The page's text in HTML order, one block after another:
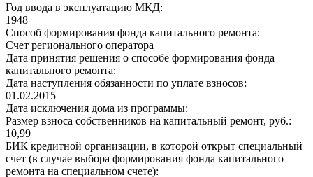
Год ввода в эксплуатацию МКД:
1948
Способ формирования фонда капитального ремонта:
Счет регионального оператора
Дата принятия решения о способе формирования фонда
капитального ремонта:
Дата наступления обязанности по уплате взносов:
01.02.2015
Дата исключения дома из программы:
Размер взноса собственников на капитальный ремонт, руб.:
10,99
БИК кредитной организации, в которой открыт специальный
счет (в случае выбора формирования фонда капитального
ремонта на специальном счете):